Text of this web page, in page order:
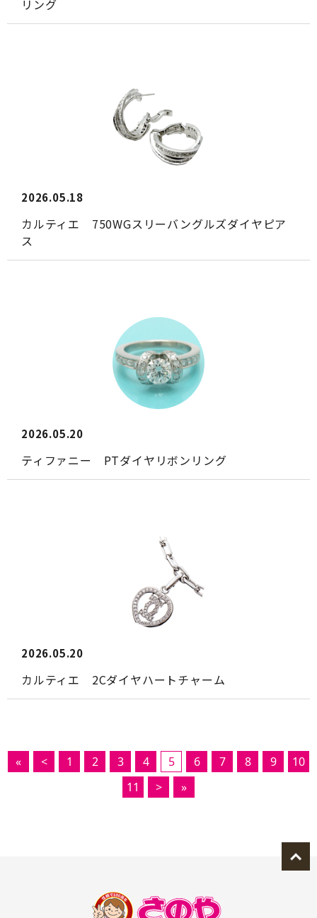
リング
2026.05.18
カルティエ 750WGスリーバングルズダイヤピア
ス
2026.05.20
ティファニー PTダイヤリボンリング
2026.05.20
カルティエ 2Cダイヤハートチャーム
« < 1 2 3 4 5 6 7 8 9
10
11
> »